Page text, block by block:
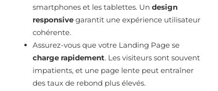
smartphones et les tablettes. Un design
responsive garantit une expérience utilisateur
cohérente.
Assurez-vous que votre Landing Page se
charge rapidement. Les visiteurs sont souvent
impatients, et une page lente peut entraîner
des taux de rebond plus élevés.